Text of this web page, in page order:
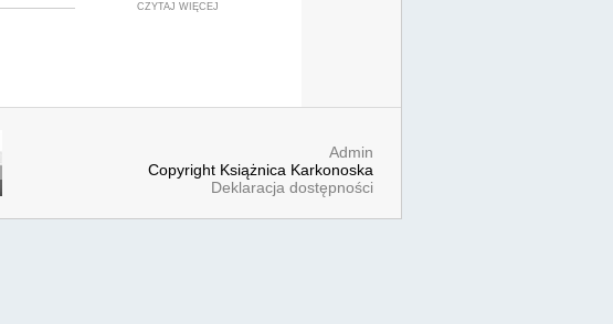
CZYTAJ WIĘCEJ
Admin
Copyright Książnica Karkonoska
Deklaracja dostępności